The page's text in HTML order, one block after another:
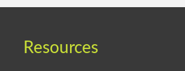
Resources